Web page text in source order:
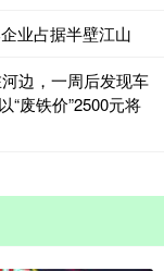
业占据半壁江山
边，一周后发现车
“废铁价”2500元将